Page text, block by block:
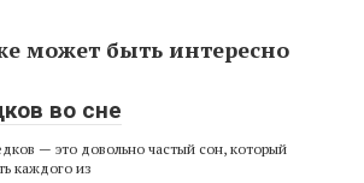
может быть интересно
во сне
— это довольно частый сон, который
каждого из